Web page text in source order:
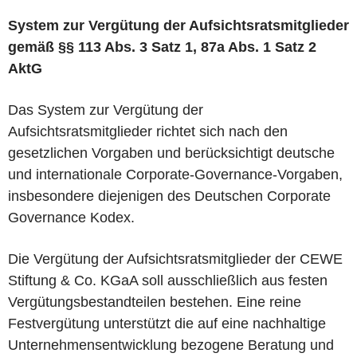
System zur Vergütung der Aufsichtsratsmitglieder
gemäß §§ 113 Abs. 3 Satz 1, 87a Abs. 1 Satz 2
AktG
Das System zur Vergütung der
Aufsichtsratsmitglieder richtet sich nach den
gesetzlichen Vorgaben und berücksichtigt deutsche
und internationale Corporate-Governance-Vorgaben,
insbesondere diejenigen des Deutschen Corporate
Governance Kodex.
Die Vergütung der Aufsichtsratsmitglieder der CEWE
Stiftung & Co. KGaA soll ausschließlich aus festen
Vergütungsbestandteilen bestehen. Eine reine
Festvergütung unterstützt die auf eine nachhaltige
Unternehmensentwicklung bezogene Beratung und